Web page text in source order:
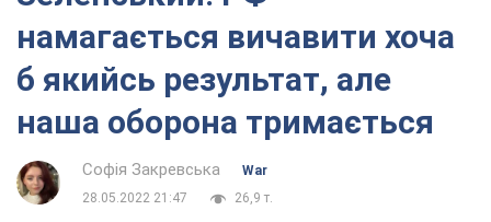
намагається вичавити хоча
б якийсь результат, але
наша оборона тримається
Софія Закревська
War
28.05.2022 21:47
26,9 т.